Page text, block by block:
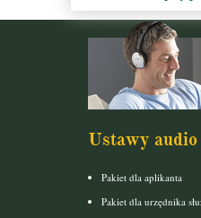
Ustawy audio
Pakiet dla aplikanta
Pakiet dla urzędnika